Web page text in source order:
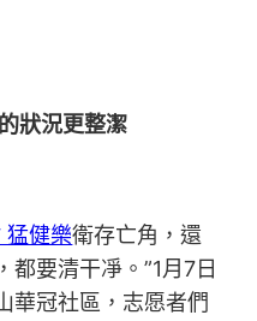
狀況更整潔
猛健樂衛存亡角，還
都要清干凈。”1月7日
華冠社區，志愿者們